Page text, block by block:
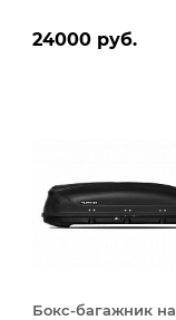
24000 руб.
Бокс-багажник на